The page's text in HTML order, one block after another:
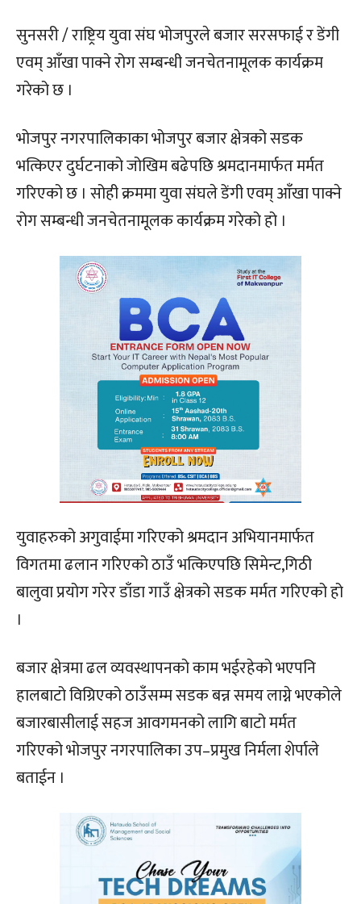
सुनसरी / राष्ट्रिय युवा संघ भोजपुरले बजार सरसफाई र डेंगी
एवम् आँखा पाक्ने रोग सम्बन्धी जनचेतनामूलक कार्यक्रम
गरेको छ ।
भोजपुर नगरपालिकाका भोजपुर बजार क्षेत्रको सडक
भत्किएर दुर्घटनाको जोखिम बढेपछि श्रमदानमार्फत मर्मत
गरिएको छ । सोही क्रममा युवा संघले डेंगी एवम् आँखा पाक्ने
रोग सम्बन्धी जनचेतनामूलक कार्यक्रम गरेको हो ।
युवाहरुको अगुवाईमा गरिएको श्रमदान अभियानमार्फत
विगतमा ढलान गरिएको ठाउँ भत्किएपछि सिमेन्ट,गिठी
बालुवा प्रयोग गरेर डाँडा गाउँ क्षेत्रको सडक मर्मत गरिएको हो
।
बजार क्षेत्रमा ढल व्यवस्थापनको काम भईरहेको भएपनि
हालबाटो विग्रिएको ठाउँसम्म सडक बन्न समय लाग्ने भएकोले
बजारबासीलाई सहज आवगमनको लागि बाटो मर्मत
गरिएको भोजपुर नगरपालिका उप–प्रमुख निर्मला शेर्पाले
बताईन ।